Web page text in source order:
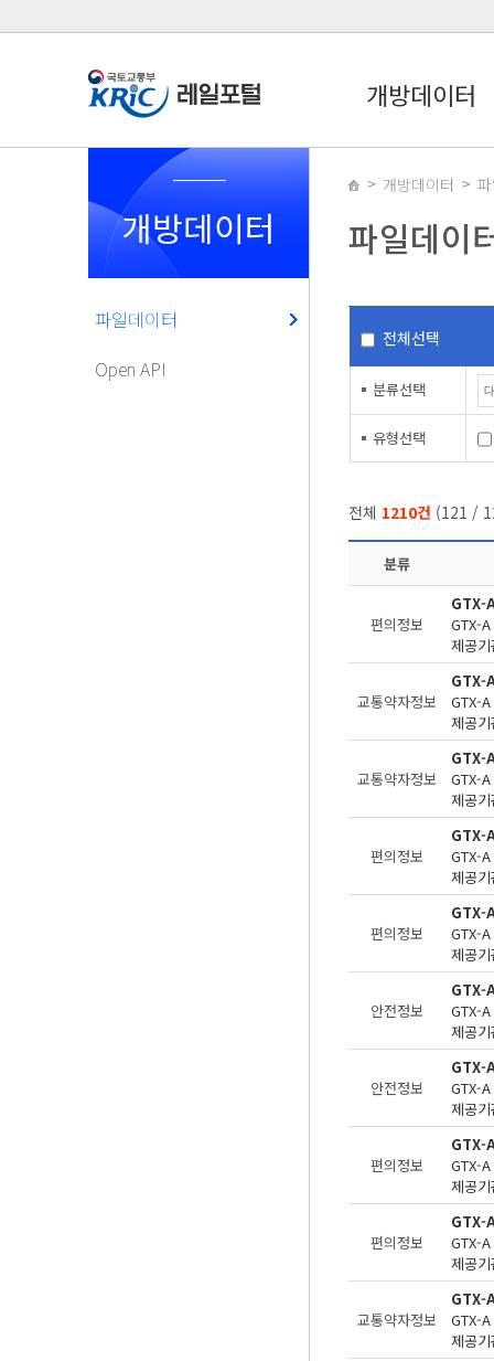
개방데이터
개방데이터
파일데이터
Open API
개방데이터
파일데이
전체선택
분류선택
유형선택
전체 1210건 (121 /
분류
편의정보
GTX-
제공
교통약자정보
GTX-
제공
교통약자정보
GTX-
제공
편의정보
GTX-
제공
편의정보
GTX-
제공
안전정보
GTX-
제공
안전정보
GTX-
제공
편의정보
GTX-
제공
편의정보
GTX-
제공
교통약자정보
GTX-
제공